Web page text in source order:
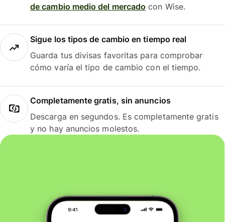
de cambio medio del mercado con Wise.
Sigue los tipos de cambio en tiempo real
Guarda tus divisas favoritas para comprobar
cómo varía el tipo de cambio con el tiempo.
Completamente gratis, sin anuncios
Descarga en segundos. Es completamente gratis
y no hay anuncios molestos.